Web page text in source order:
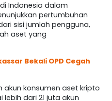
Indonesia dalam
pertumbuhan
sisi jumlah pengguna,
aset yang
Bekali OPD Cegah
akun konsumen aset kripto
dari 21 juta akun